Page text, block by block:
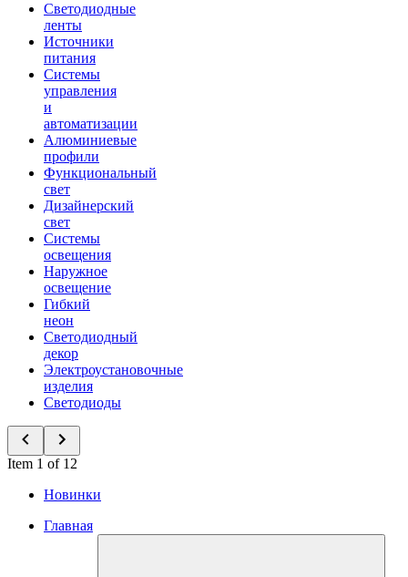
Светодиодные
ленты
Источники
питания
Системы
управления
и
автоматизации
Алюминиевые
профили
Функциональный
свет
Дизайнерский
свет
Системы
освещения
Наружное
освещение
Гибкий
неон
Светодиодный
декор
Электроустановочные
изделия
Светодиоды
Item 1 of 12
Новинки
Главная